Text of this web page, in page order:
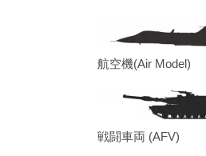
航空機(Air Model)
戦闘車両 (AFV)